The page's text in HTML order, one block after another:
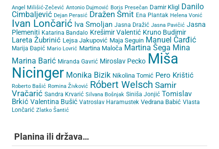
Angel Milišić-Zečević Antonio Dujmović Boris Presečan Damir Kligl Danilo
Cimbaljević Dejan Perasić Dražen Šmit Ena Plantak Helena Vonić
Ivan Lončarić Iva Smoljan Jasna Dražić Jasna Pavičić Jasna
Plemeniti Katarina Bandalo Krešimir Valentić Kruno Budimir
Lareta Žubrinić Lejsa Jakupović Maja Seguin Manuel Čarđić
Marija Đapić Mario Lovrić Martina Maloča Martina Šega Mina
Marina Barić Miranda Gavrić Miroslav Pecko Miša
Nicinger Monika Bizik Nikolina Tomić Pero Krištić
Roberto Bašić Romina Živković Róbert Welsch Samir
Vračarić Sandra Krvarić Silvana Bošnjak Siniša Jonjić Tomislav
Brkić Valentina Bušić Vatroslav Haramustek Vedrana Babić Vlasta
Lončarić Zlatko Šantić
Planina ili država…